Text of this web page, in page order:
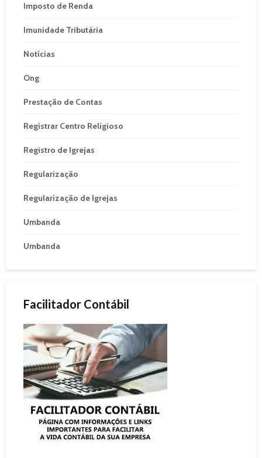
Imposto de Renda
Imunidade Tributária
Notícias
Ong
Prestação de Contas
Registrar Centro Religioso
Registro de Igrejas
Regularização
Regularização de Igrejas
Umbanda
Umbanda
Facilitador Contábil